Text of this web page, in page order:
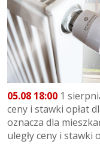
05.08 18:00 1
ceny i stawki opłat
oznacza dla
uległy ceny i stawki